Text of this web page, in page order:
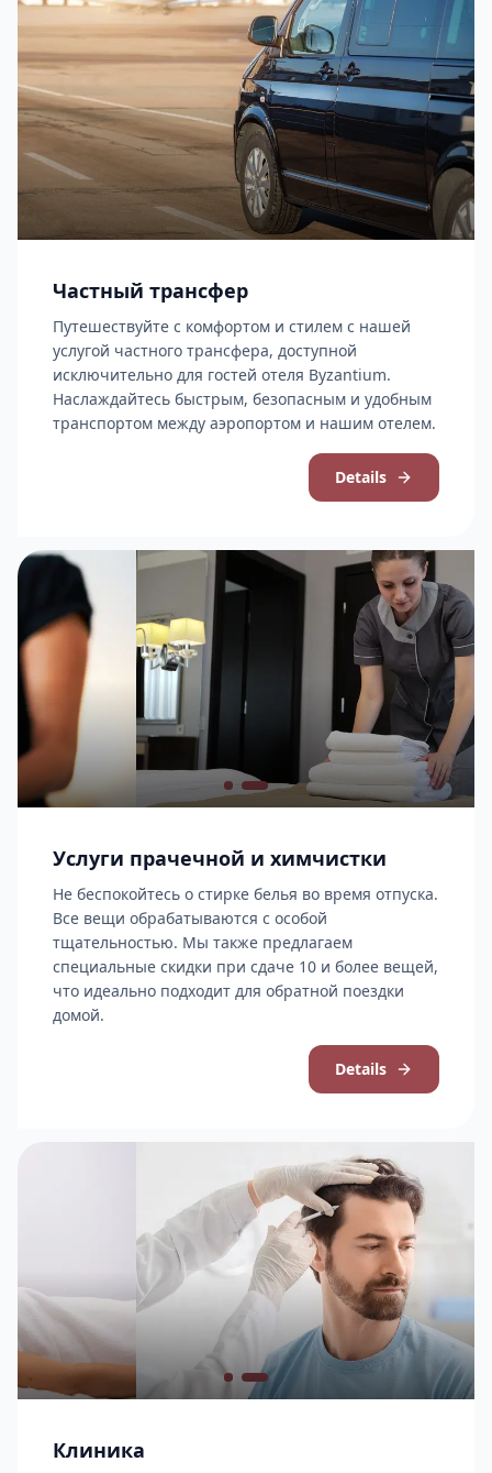
Частный трансфер
Путешествуйте с комфортом и стилем с нашей
услугой частного трансфера, доступной
исключительно для гостей отеля Byzantium.
Наслаждайтесь быстрым, безопасным и удобным
транспортом между аэропортом и нашим отелем.
Details
Услуги прачечной и химчистки
Не беспокойтесь о стирке белья во время отпуска.
Все вещи обрабатываются с особой
тщательностью. Мы также предлагаем
специальные скидки при сдаче 10 и более вещей,
что идеально подходит для обратной поездки
домой.
Details
Клиника